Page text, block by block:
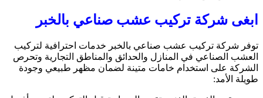
ابغى شركة تركيب عشب صناعي بالخبر
توفر شركة تركيب عشب صناعي بالخبر خدمات احترافية لتركيب
العشب الصناعي في المنازل والحدائق والمناطق التجارية وتحرص
الشركة على استخدام خامات متينة لضمان مظهر طبيعي وجودة
طويلة الأمد: